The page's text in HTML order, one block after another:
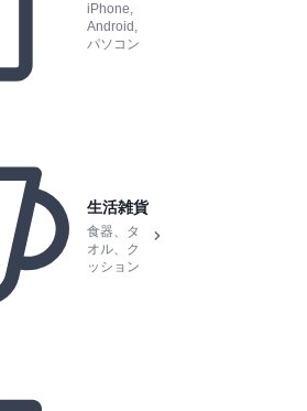
iPhone,
Android,
パソコン
生活雑貨
食器、タ
オル、ク
ッション